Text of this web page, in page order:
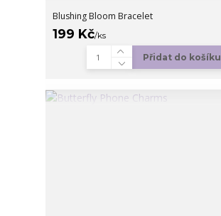
Blushing Bloom Bracelet
199 Kč/ks
Přidat do košíku